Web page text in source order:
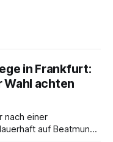
in Frankfurt:
Wahl achten
nach einer
auf Beatmung